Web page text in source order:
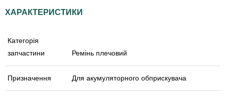
ХАРАКТЕРИСТИКИ
Категорія
запчастини
Ремінь плечовий
Призначення Для акумуляторного обприскувача